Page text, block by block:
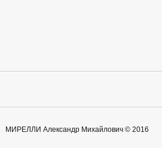
МИРЕЛЛИ Александр Михайлович © 2016